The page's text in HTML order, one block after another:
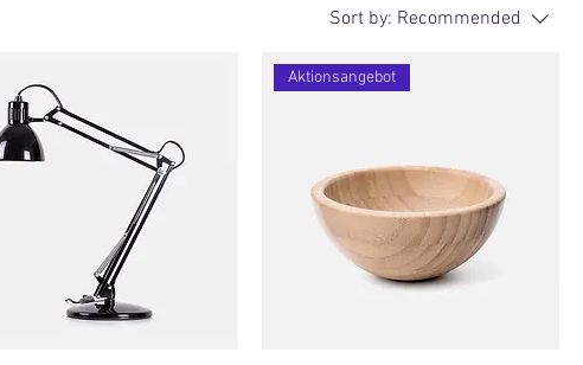
Sort by: Recommended
Aktionsangebot